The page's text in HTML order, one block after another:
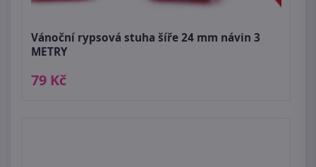
Vánoční rypsová stuha šíře 24 mm návin 3
METRY
79 Kč